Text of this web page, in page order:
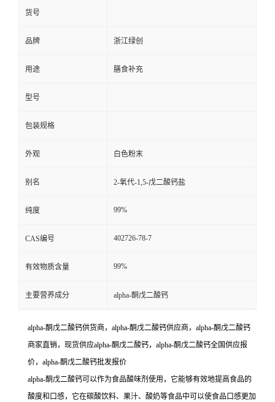
货号
品牌 浙江绿创
用途 膳食补充
型号
包装规格
外观 白色粉末
别名 2-氧代-1,5-戊二酸钙盐
纯度 99%
CAS编号 402726-78-7
有效物质含量 99%
主要营养成分 alpha-酮戊二酸钙
alpha-酮戊二酸钙供货商，alpha-酮戊二酸钙供应商，alpha-酮戊二酸钙
商家直销，现货供应alpha-酮戊二酸钙，alpha-酮戊二酸钙全国供应报
价，alpha-酮戊二酸钙批发报价
alpha-酮戊二酸钙可以作为食品酸味剂使用，它能够有效地提高食品的
酸度和口感，它在碳酸饮料、果汁、酸奶等食品中可以使食品口感更加